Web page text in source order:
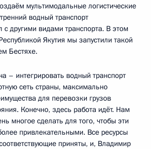
мультимодальные логистические
водный транспорт
с другими видами транспорта. В этом
Якутия мы запустили такой
Бестяхе.
– интегрировать водный транспорт
сеть страны, максимально
для перевозки грузов
Конечно, здесь работа идёт. Нам
многое сделать для того, чтобы эти
привлекательными. Все ресурсы
приняты, и, Владимир